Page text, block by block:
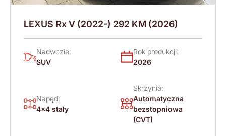
LEXUS Rx V (2022-) 292 KM (2026)
Nadwozie:
SUV
Rok produkcji:
2026
Napęd:
4x4 stały
Skrzynia:
Automatyczna
bezstopniowa
(CVT)